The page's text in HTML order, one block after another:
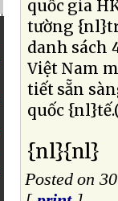
quốc gia
tường
danh sách
Việt Nam
tiết sẵn
quốc
{nl}{nl}
Posted on